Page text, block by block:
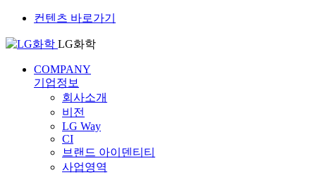
컨텐츠 바로가기
LG화학
COMPANY
기업정보
회사소개
비전
LG Way
CI
브랜드 아이덴티티
사업영역